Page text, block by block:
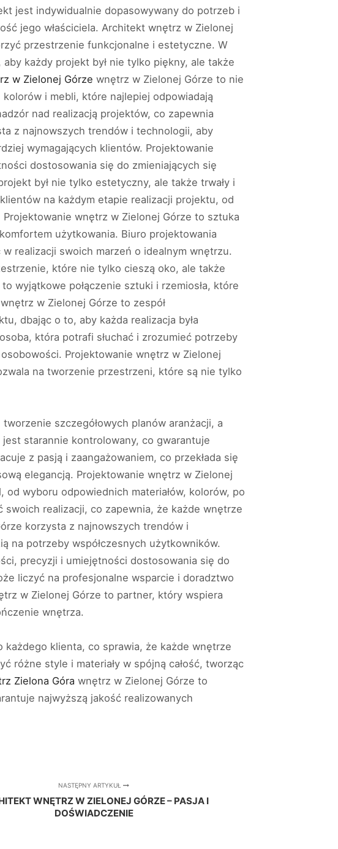
jest indywidualnie dopasowywany do potrzeb i
jego właściciela. Architekt wnętrz w Zielonej
przestrzenie funkcjonalne i estetyczne. W
każdy projekt był nie tylko piękny, ale także
w Zielonej Górze wnętrz w Zielonej Górze to nie
i mebli, które najlepiej odpowiadają
nad realizacją projektów, co zapewnia
z najnowszych trendów i technologii, aby
wymagających klientów. Projektowanie
dostosowania się do zmieniających się
był nie tylko estetyczny, ale także trwały i
na każdym etapie realizacji projektu, od
wnętrz w Zielonej Górze to sztuka
użytkowania. Biuro projektowania
realizacji swoich marzeń o idealnym wnętrzu.
które nie tylko cieszą oko, ale także
wyjątkowe połączenie sztuki i rzemiosła, które
w Zielonej Górze to zespół
dbając o to, aby każda realizacja była
która potrafi słuchać i zrozumieć potrzeby
Projektowanie wnętrz w Zielonej
na tworzenie przestrzeni, które są nie tylko
szczegółowych planów aranżacji, a
starannie kontrolowany, co gwarantuje
z pasją i zaangażowaniem, co przekłada się
elegancją. Projektowanie wnętrz w Zielonej
wyboru odpowiednich materiałów, kolorów, po
realizacji, co zapewnia, że każde wnętrze
korzysta z najnowszych trendów i
na potrzeby współczesnych użytkowników.
precyzji i umiejętności dostosowania się do
liczyć na profesjonalne wsparcie i doradztwo
w Zielonej Górze to partner, który wspiera
wnętrza.
klienta, co sprawia, że każde wnętrze
różne style i materiały w spójną całość, tworząc
Zielona Góra wnętrz w Zielonej Górze to
najwyższą jakość realizowanych
NASTĘPNY ARTYKUŁ
WNĘTRZ W ZIELONEJ GÓRZE – PASJA I
DOŚWIADCZENIE